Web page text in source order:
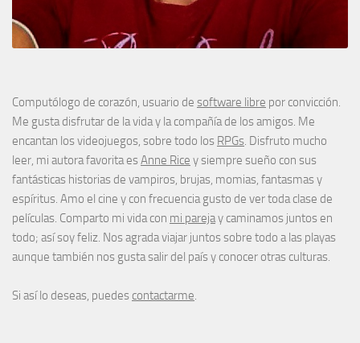
Computólogo de corazón, usuario de software libre por convicción.
Me gusta disfrutar de la vida y la compañía de los amigos. Me
encantan los videojuegos, sobre todo los RPGs. Disfruto mucho
leer, mi autora favorita esAnne Rice y siempre sueño con sus
fantásticas historias de vampiros, brujas, momias, fantasmas y
espíritus. Amo el cine y con frecuencia gusto de ver toda clase de
películas. Comparto mi vida con mi parejay caminamos juntos en
todo; así soy feliz. Nos agrada viajar juntos sobre todo a las playas
aunque también nos gusta salir del país y conocer otras culturas.
Si así lo deseas, puedes contactarme.